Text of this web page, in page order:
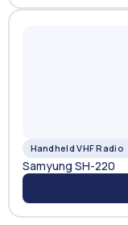
Handheld VHF Radio
Samyung SH-220